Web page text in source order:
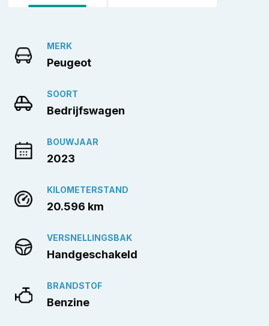
MERK
Peugeot
SOORT
Bedrijfswagen
BOUWJAAR
2023
KILOMETERSTAND
20.596 km
VERSNELLINGSBAK
Handgeschakeld
BRANDSTOF
Benzine